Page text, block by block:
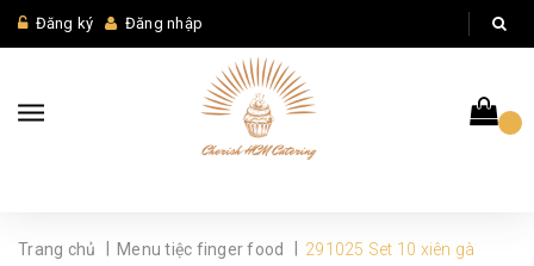
Đăng ký Đăng nhập
Trang chủ Menu tiệc finger food
291025 Set 10 xiên gà